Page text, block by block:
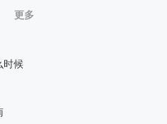
更多
时候